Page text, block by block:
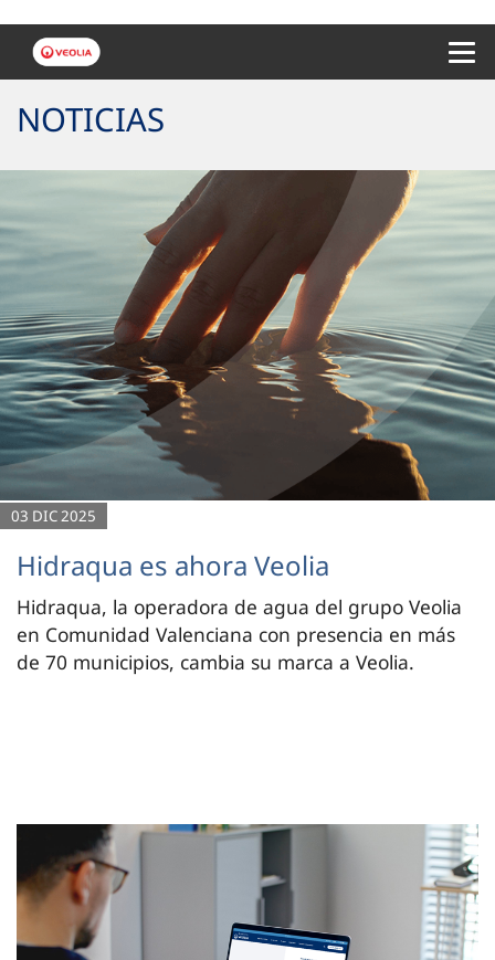
NOTICIAS
03 DIC 2025
Hidraqua es ahora Veolia
Hidraqua, la operadora de agua del grupo Veolia
en Comunidad Valenciana con presencia en más
de 70 municipios, cambia su marca a Veolia.